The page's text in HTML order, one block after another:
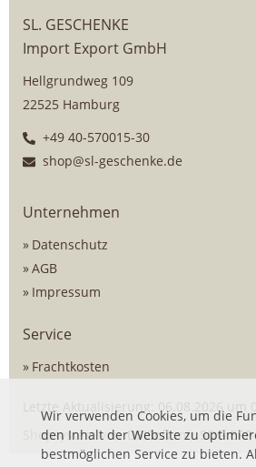
SL. GESCHENKE
Import Export GmbH
Hellgrundweg 109
22525 Hamburg
+49 40-570015-30
shop@sl-geschenke.de
Unternehmen
Datenschutz
AGB
Impressum
Service
Frachtkosten
Letzte Aktualisierung: 06.08.2026 um
Shopsystem vonDSISoftmit SOG ERP
Wir verwenden Cookies, um die
den Inhalt der Website zu
bestmöglichen Service zu bieten.